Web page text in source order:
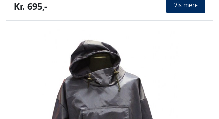
Kr. 695,- Vis mere